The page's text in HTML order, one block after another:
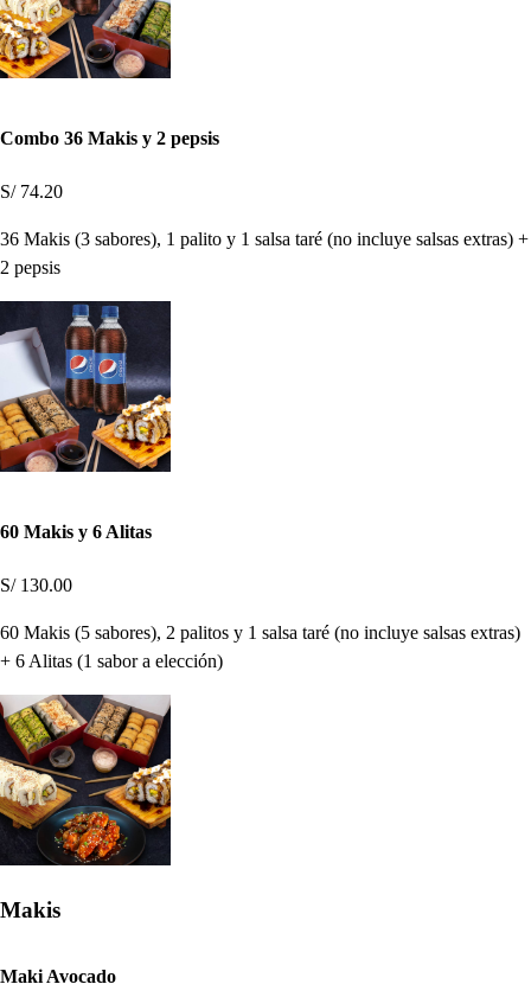
Combo 36 Makis y 2 pepsis
S/ 74.20
36 Makis (3 sabores), 1 palito y 1 salsa taré (no incluye salsas extras) +
2 pepsis
60 Makis y 6 Alitas
S/ 130.00
60 Makis (5 sabores), 2 palitos y 1 salsa taré (no incluye salsas extras)
+ 6 Alitas (1 sabor a elección)
Makis
Maki Avocado